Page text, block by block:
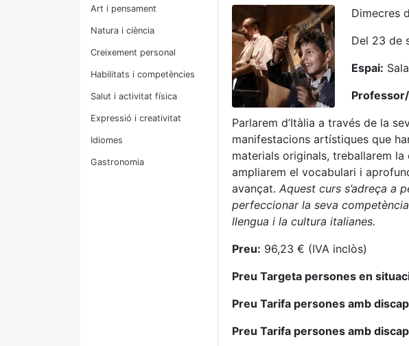
Art i pensament
Natura i ciència
Creixement personal
Habilitats i competències
Salut i activitat física
Expressió i creativitat
Idiomes
Gastronomia
Dimecres
Del 23 de
Espai:
Parlarem d’Itàlia a través de la
manifestacions artístiques que
materials originals, treballarem la
ampliarem el vocabulari i
avançat. Aquest curs s’adreça a
perfeccionar la seva
llengua i la cultura italianes.
Preu: 96,23 € (IVA inclòs)
Preu Targeta persones en
Preu Tarifa persones amb
Preu Tarifa persones amb